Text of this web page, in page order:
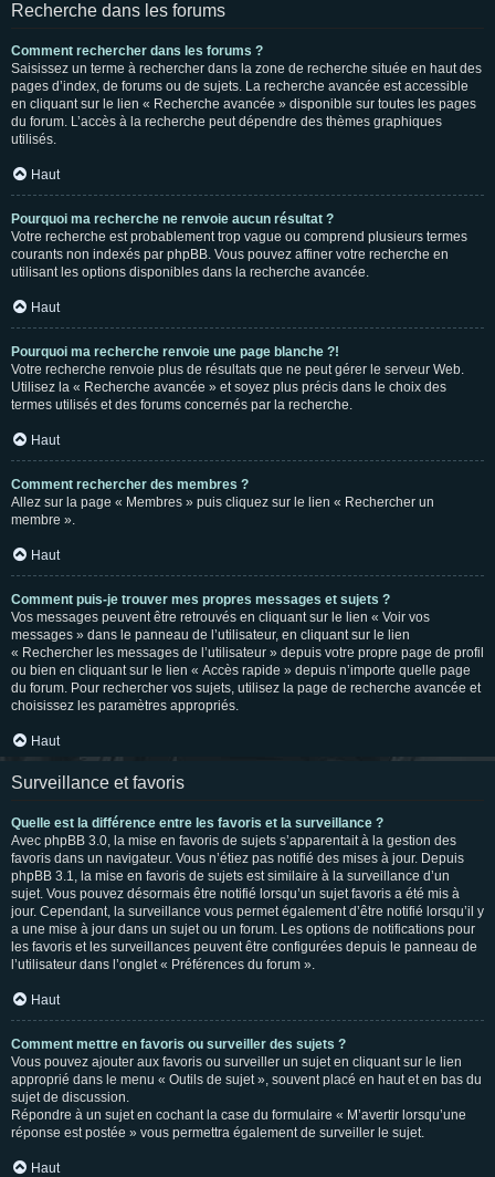
Recherche dans les forums
Comment rechercher dans les forums ?
Saisissez un terme à rechercher dans la zone de recherche située en haut des
pages d’index, de forums ou de sujets. La recherche avancée est accessible
en cliquant sur le lien « Recherche avancée » disponible sur toutes les pages
du forum. L’accès à la recherche peut dépendre des thèmes graphiques
utilisés.
Haut
Pourquoi ma recherche ne renvoie aucun résultat ?
Votre recherche est probablement trop vague ou comprend plusieurs termes
courants non indexés par phpBB. Vous pouvez affiner votre recherche en
utilisant les options disponibles dans la recherche avancée.
Haut
Pourquoi ma recherche renvoie une page blanche ?!
Votre recherche renvoie plus de résultats que ne peut gérer le serveur Web.
Utilisez la « Recherche avancée » et soyez plus précis dans le choix des
termes utilisés et des forums concernés par la recherche.
Haut
Comment rechercher des membres ?
Allez sur la page « Membres » puis cliquez sur le lien « Rechercher un
membre ».
Haut
Comment puis-je trouver mes propres messages et sujets ?
Vos messages peuvent être retrouvés en cliquant sur le lien « Voir vos
messages » dans le panneau de l’utilisateur, en cliquant sur le lien
« Rechercher les messages de l’utilisateur » depuis votre propre page de profil
ou bien en cliquant sur le lien « Accès rapide » depuis n’importe quelle page
du forum. Pour rechercher vos sujets, utilisez la page de recherche avancée et
choisissez les paramètres appropriés.
Haut
Surveillance et favoris
Quelle est la différence entre les favoris et la surveillance ?
Avec phpBB 3.0, la mise en favoris de sujets s’apparentait à la gestion des
favoris dans un navigateur. Vous n’étiez pas notifié des mises à jour. Depuis
phpBB 3.1, la mise en favoris de sujets est similaire à la surveillance d’un
sujet. Vous pouvez désormais être notifié lorsqu’un sujet favoris a été mis à
jour. Cependant, la surveillance vous permet également d’être notifié lorsqu’il y
a une mise à jour dans un sujet ou un forum. Les options de notifications pour
les favoris et les surveillances peuvent être configurées depuis le panneau de
l’utilisateur dans l’onglet « Préférences du forum ».
Haut
Comment mettre en favoris ou surveiller des sujets ?
Vous pouvez ajouter aux favoris ou surveiller un sujet en cliquant sur le lien
approprié dans le menu « Outils de sujet », souvent placé en haut et en bas du
sujet de discussion.
Répondre à un sujet en cochant la case du formulaire « M’avertir lorsqu’une
réponse est postée » vous permettra également de surveiller le sujet.
Haut